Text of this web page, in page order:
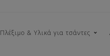
Πλέξιμο & Υλικά για τσάντες